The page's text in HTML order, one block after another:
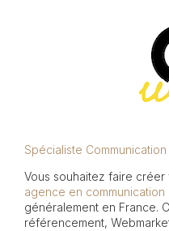
Spécialiste
Vous souhaitez faire créer
agence en communication
généralement en France.
référencement,